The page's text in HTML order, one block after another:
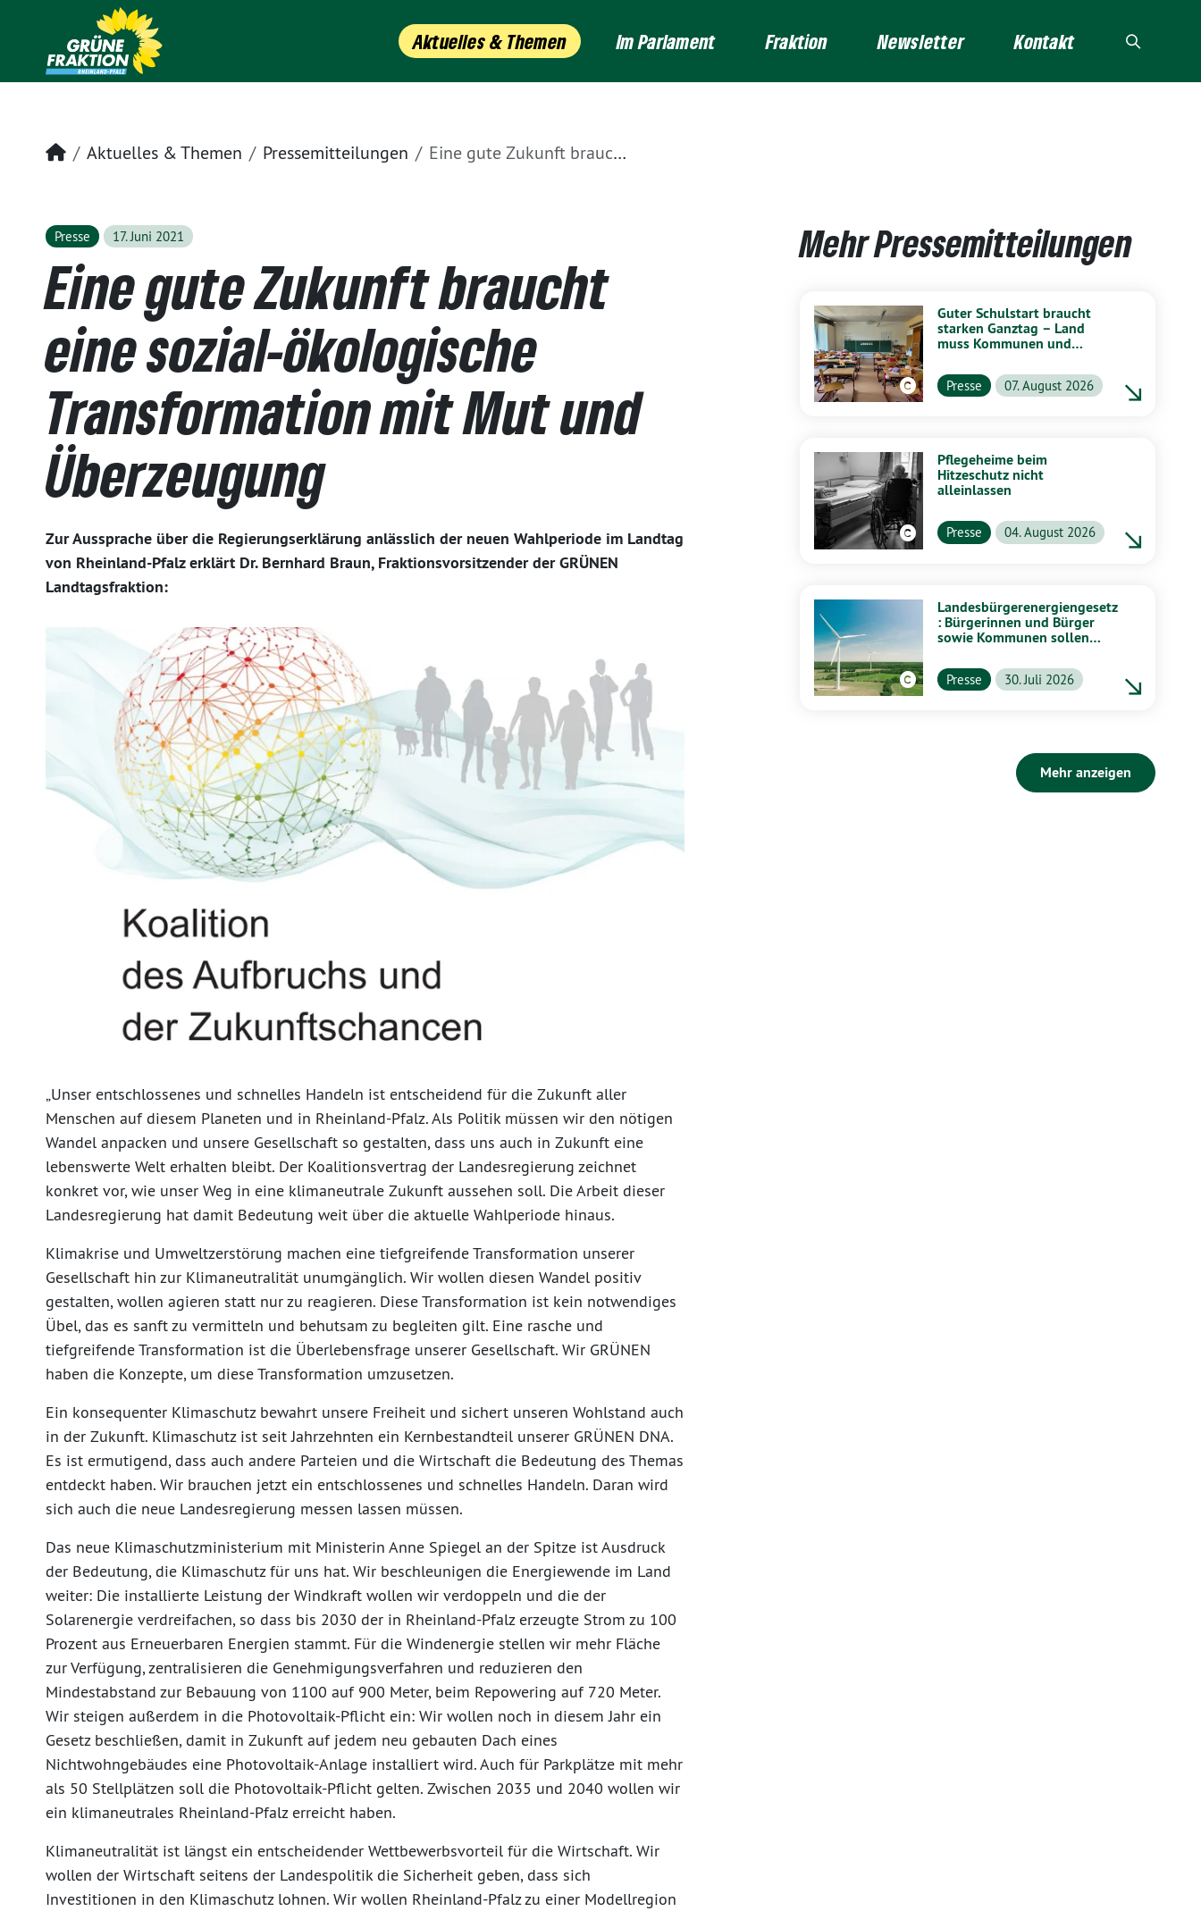
Aktuelles & Themen Im Parlament Fraktion Newsletter Kontakt
Startseite
Aktuelles & Themen Pressemitteilungen Eine gute Zukunft braucht eine sozial-ökologische Transformation mit Mut und Überzeugung
Presse 17. Juni 2021
Eine gute Zukunft braucht
eine sozial-ökologische
Transformation mit Mut und
Überzeugung
Zur Aussprache über die Regierungserklärung anlässlich der neuen Wahlperiode im Landtag
von Rheinland-Pfalz erklärt Dr. Bernhard Braun, Fraktionsvorsitzender der GRÜNEN
Landtagsfraktion:
„Unser entschlossenes und schnelles Handeln ist entscheidend für die Zukunft aller
Menschen auf diesem Planeten und in Rheinland-Pfalz. Als Politik müssen wir den nötigen
Wandel anpacken und unsere Gesellschaft so gestalten, dass uns auch in Zukunft eine
lebenswerte Welt erhalten bleibt. Der Koalitionsvertrag der Landesregierung zeichnet
konkret vor, wie unser Weg in eine klimaneutrale Zukunft aussehen soll. Die Arbeit dieser
Landesregierung hat damit Bedeutung weit über die aktuelle Wahlperiode hinaus.
Klimakrise und Umweltzerstörung machen eine tiefgreifende Transformation unserer
Gesellschaft hin zur Klimaneutralität unumgänglich. Wir wollen diesen Wandel positiv
gestalten, wollen agieren statt nur zu reagieren. Diese Transformation ist kein notwendiges
Übel, das es sanft zu vermitteln und behutsam zu begleiten gilt. Eine rasche und
tiefgreifende Transformation ist die Überlebensfrage unserer Gesellschaft. Wir GRÜNEN
haben die Konzepte, um diese Transformation umzusetzen.
Ein konsequenter Klimaschutz bewahrt unsere Freiheit und sichert unseren Wohlstand auch
in der Zukunft. Klimaschutz ist seit Jahrzehnten ein Kernbestandteil unserer GRÜNEN DNA.
Es ist ermutigend, dass auch andere Parteien und die Wirtschaft die Bedeutung des Themas
entdeckt haben. Wir brauchen jetzt ein entschlossenes und schnelles Handeln. Daran wird
sich auch die neue Landesregierung messen lassen müssen.
Das neue Klimaschutzministerium mit Ministerin Anne Spiegel an der Spitze ist Ausdruck
der Bedeutung, die Klimaschutz für uns hat. Wir beschleunigen die Energiewende im Land
weiter: Die installierte Leistung der Windkraft wollen wir verdoppeln und die der
Solarenergie verdreifachen, so dass bis 2030 der in Rheinland-Pfalz erzeugte Strom zu 100
Prozent aus Erneuerbaren Energien stammt. Für die Windenergie stellen wir mehr Fläche
zur Verfügung, zentralisieren die Genehmigungsverfahren und reduzieren den
Mindestabstand zur Bebauung von 1100 auf 900 Meter, beim Repowering auf 720 Meter.
Wir steigen außerdem in die Photovoltaik-Pflicht ein: Wir wollen noch in diesem Jahr ein
Gesetz beschließen, damit in Zukunft auf jedem neu gebauten Dach eines
Nichtwohngebäudes eine Photovoltaik-Anlage installiert wird. Auch für Parkplätze mit mehr
als 50 Stellplätzen soll die Photovoltaik-Pflicht gelten. Zwischen 2035 und 2040 wollen wir
ein klimaneutrales Rheinland-Pfalz erreicht haben.
Klimaneutralität ist längst ein entscheidender Wettbewerbsvorteil für die Wirtschaft. Wir
wollen der Wirtschaft seitens der Landespolitik die Sicherheit geben, dass sich
Investitionen in den Klimaschutz lohnen. Wir wollen Rheinland-Pfalz zu einer Modellregion
Mehr Pressemitteilungen
Guter Schulstart braucht
starken Ganztag – Land
muss Kommunen und
Presse 07. August 2026
Pflegeheime beim
Hitzeschutz nicht
alleinlassen
Presse 04. August 2026
Landesbürgerenergiengesetz
: Bürgerinnen und Bürger
sowie Kommunen sollen
profitieren
Presse 30. Juli 2026
Mehr anzeigen